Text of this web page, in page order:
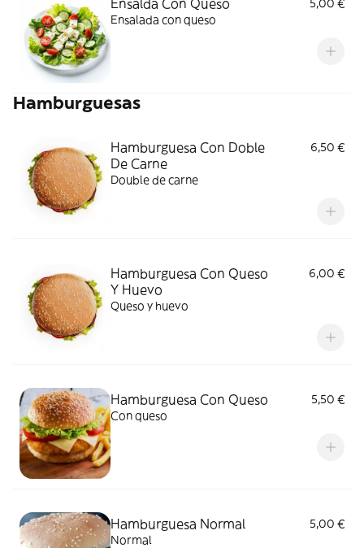
Ensalda Con Queso
5,00 €
Ensalada con queso
Hamburguesas
Hamburguesa Con Doble
De Carne
6,50 €
Double de carne
Hamburguesa Con Queso
Y Huevo
6,00 €
Queso y huevo
Hamburguesa Con Queso
5,50 €
Con queso
Hamburguesa Normal
5,00 €
Normal